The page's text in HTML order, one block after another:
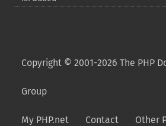
Copyright © 2001-2026 The PHP
Group
My PHP.net Contact Other